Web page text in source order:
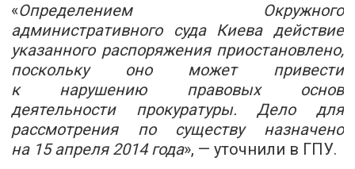
«Определением Окружного
административного суда Киева действие
указанного распоряжения приостановлено,
поскольку оно может привести
к нарушению правовых основ
деятельности прокуратуры. Дело для
рассмотрения по существу назначено
на 15 апреля 2014 года», — уточнили в ГПУ.